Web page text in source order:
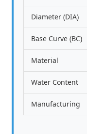
Diameter (DIA)
Base Curve (BC)
Material
Water Content
Manufacturing